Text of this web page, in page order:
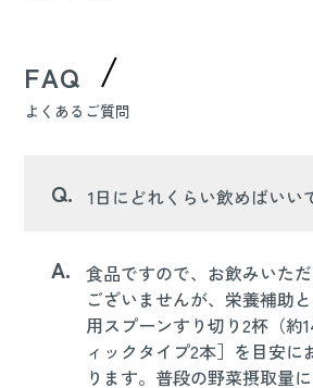
FAQ
よくあるご質問
Q. 1日にどれくらい飲めばいい
A.
食品ですので、お飲みいた
ございませんが、栄養補助
用スプーンすり切り2杯（約
ィックタイプ2本］を目安に
ります。普段の野菜摂取量